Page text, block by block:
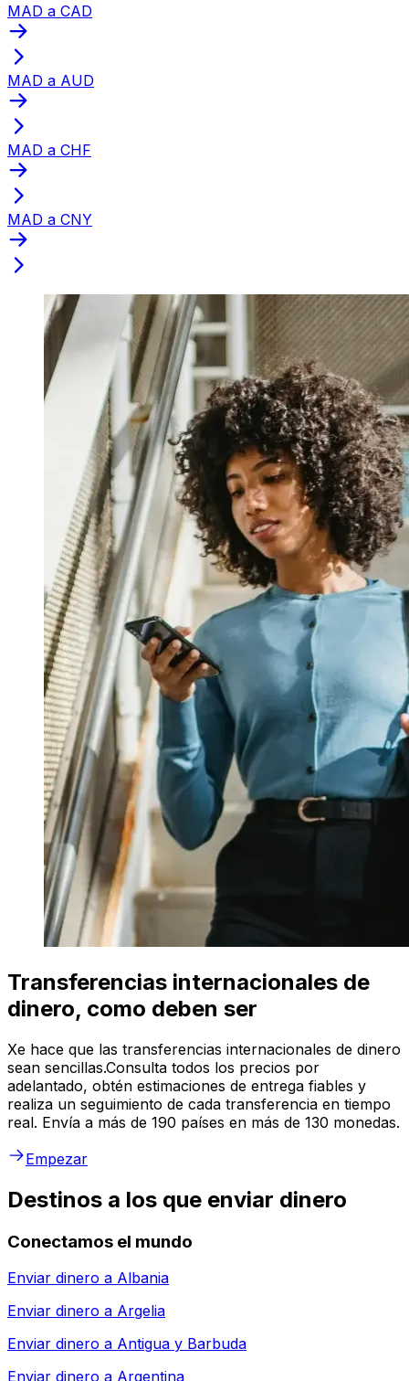
MAD a CAD
MAD a AUD
MAD a CHF
MAD a CNY
Transferencias internacionales de
dinero, como deben ser
Xe hace que las transferencias internacionales de dinero
sean sencillas.Consulta todos los precios por
adelantado, obtén estimaciones de entrega fiables y
realiza un seguimiento de cada transferencia en tiempo
real. Envía a más de 190 países en más de 130 monedas.
Empezar
Destinos a los que enviar dinero
Conectamos el mundo
Enviar dinero a Albania
Enviar dinero a Argelia
Enviar dinero a Antigua y Barbuda
Enviar dinero a Argentina